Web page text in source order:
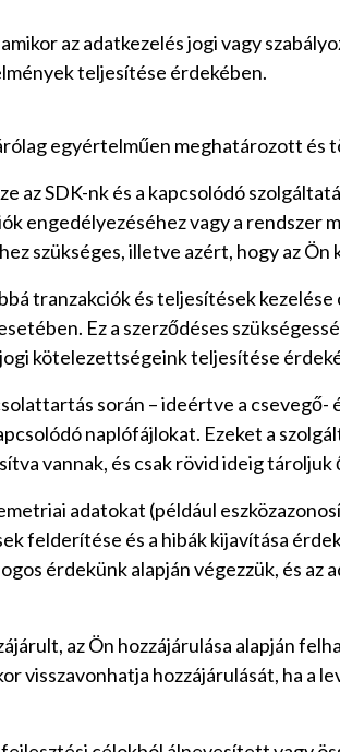
amikor az adatkezelés jogi vagy
teljesítése érdekében.
egyértelműen meghatározott és
az SDK-nk és a kapcsolódó
engedélyezéséhez vagy a rendszer
szükséges, illetve azért, hogy az
tranzakciók és teljesítések
Ez a szerződéses
kötelezettségeink teljesítése
során – ideértve a
naplófájlokat. Ezeket a
vannak, és csak rövid ideig
adatokat (például
felderítése és a hibák kijavítása
érdekünk alapján végezzük, és az
az Ön hozzájárulása alapján
visszavonhatja hozzájárulását, ha